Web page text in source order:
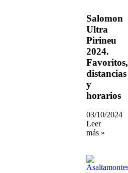
Salomon
Ultra
Pirineu
2024.
Favoritos,
distancias
y
horarios
03/10/2024
Leer
más »